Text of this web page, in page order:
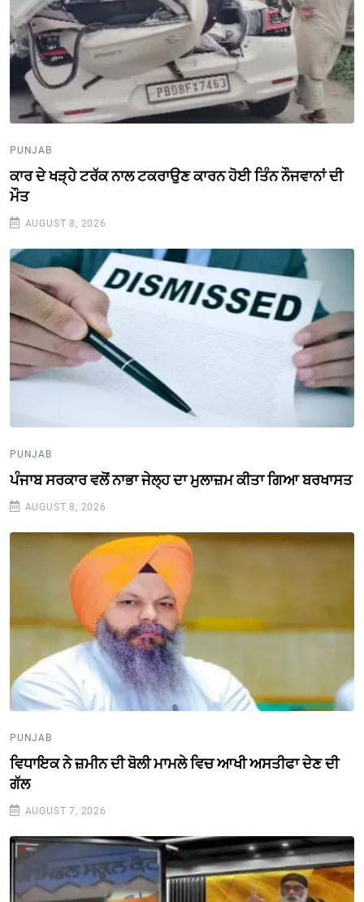
PUNJAB
ਕਾਰ ਦੇ ਖੜ੍ਹੇ ਟਰੱਕ ਨਾਲ ਟਕਰਾਉਣ ਕਾਰਨ ਹੋਈ ਤਿੰਨ ਨੌਜਵਾਨਾਂ ਦੀ
ਮੌਤ
AUGUST 8, 2026
PUNJAB
ਪੰਜਾਬ ਸਰਕਾਰ ਵਲੋਂ ਨਾਭਾ ਜੇਲ੍ਹ ਦਾ ਮੁਲਾਜ਼ਮ ਕੀਤਾ ਗਿਆ ਬਰਖਾਸਤ
AUGUST 8, 2026
PUNJAB
ਵਿਧਾਇਕ ਨੇ ਜ਼ਮੀਨ ਦੀ ਬੋਲੀ ਮਾਮਲੇ ਵਿਚ ਆਖੀ ਅਸਤੀਫਾ ਦੇਣ ਦੀ
ਗੱਲ
AUGUST 7, 2026